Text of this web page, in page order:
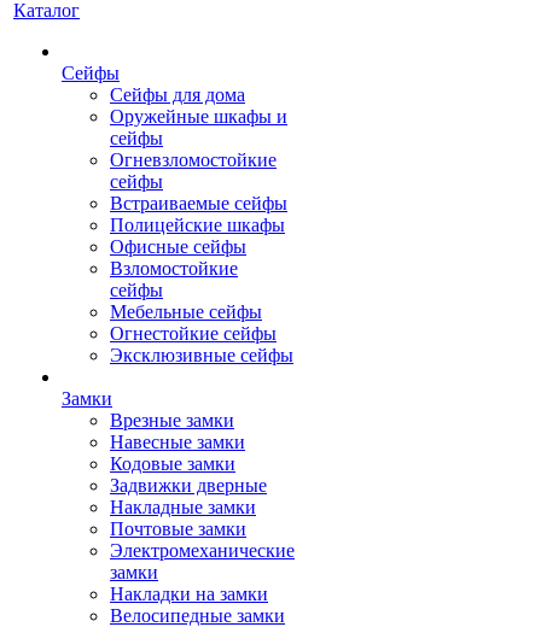
Каталог
Сейфы
Сейфы для дома
Оружейные шкафы и
сейфы
Огневзломостойкие
сейфы
Встраиваемые сейфы
Полицейские шкафы
Офисные сейфы
Взломостойкие
сейфы
Мебельные сейфы
Огнестойкие сейфы
Эксклюзивные сейфы
Замки
Врезные замки
Навесные замки
Кодовые замки
Задвижки дверные
Накладные замки
Почтовые замки
Электромеханические
замки
Накладки на замки
Велосипедные замки